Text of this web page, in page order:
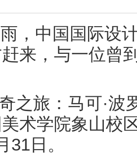
，中国国际设
来，与一位曾
之旅：马可·波
术学院象山校
31日。